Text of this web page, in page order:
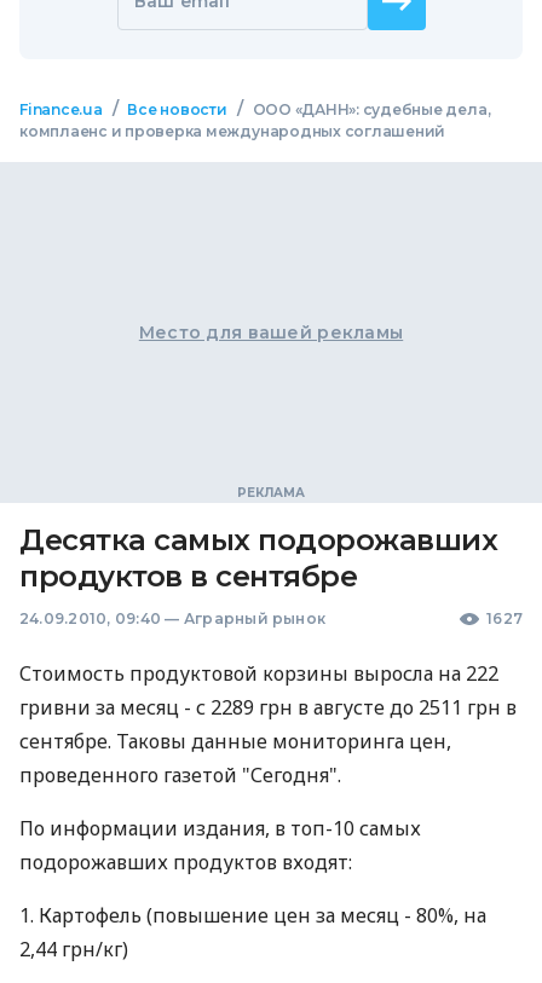
Finance.ua / Все новости /
ООО «ДАНН»: судебные дела,
комплаенс и проверка международных соглашений
Место для вашей рекламы
Десятка самых подорожавших
продуктов в сентябре
24.09.2010, 09:40 — Аграрный рынок 1627
Стоимость продуктовой корзины выросла на 222
гривни за месяц - с 2289 грн в августе до 2511 грн в
сентябре. Таковы данные мониторинга цен,
проведенного газетой "Сегодня".
По информации издания, в топ-10 самых
подорожавших продуктов входят:
1. Картофель (повышение цен за месяц - 80%, на
2,44 грн/кг)